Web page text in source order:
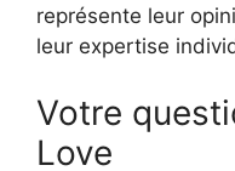
représente leur
leur expertise
Votre
Love